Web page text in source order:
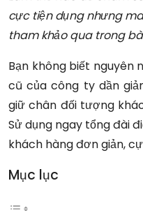
cực tiện dụng nhưng
tham khảo qua trong
Bạn không biết nguyên
cũ của công ty dần
giữ chân đối tượng
Sử dụng ngay tổng đài
khách hàng đơn giản,
Mục lục